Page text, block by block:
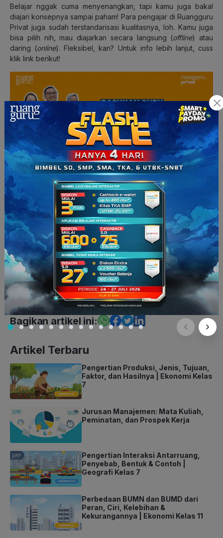
Belajar nggak cuma menyenangkan, tapi kamu juga bakal
diajari konsepnya sampai paham! Para pengajar di Ruangguru
Privat juga sudah terstandarisasi kualitasnya, loh. Kamu juga
bisa pilih nih, mau diajarkan secara langsung (offline) atau
daring (online). Fleksibel, kan? Untuk info lebih lanjut, cuss
klik link berikut!
Referensi:
Suwandi, Sarwiji dan Sutarmo. 2008. Bahasa Indonesia 3:
Bahasa Kebanggaanku untuk SMP/MTs kelas IX. Jakarta:
Pusat Perbukuan, Departemen Pendidikan Nasional
Artikel diperbarui 8 Agustus 2022.
Bahasa Indonesia IX Kelas 9 Konsep Pelajaran SMP
Tedy Rizkha Heryansyah
Bagikan artikel ini:
Artikel Terbaru
Pengertian Produksi, Jenis, Tujuan,
Faktor, dan Hasilnya | Ekonomi Kelas
7
Jurusan Manajemen: Mata Kuliah,
Peminatan, dan Prospek Kerja
Pengertian Interaksi Antarruang,
Penyebab, Bentuk & Contoh |
Geografi Kelas 7
Perbedaan BUMN dan BUMD dari
Peran, Ciri, Kelebihan &
Kekurangannya | Ekonomi Kelas 11